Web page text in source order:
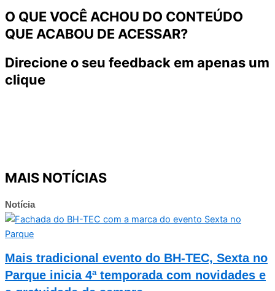
O QUE VOCÊ ACHOU DO CONTEÚDO
QUE ACABOU DE ACESSAR?
Direcione o seu feedback em apenas um
clique
MAIS NOTÍCIAS
Notícia
Mais tradicional evento do BH-TEC, Sexta no
Parque inicia 4ª temporada com novidades e